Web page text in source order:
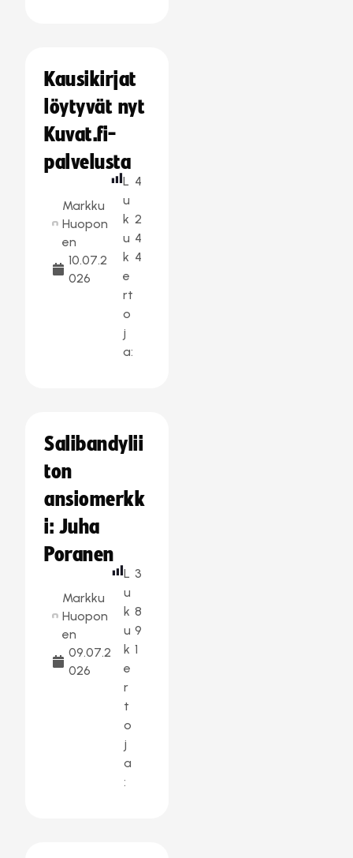
Kausikirjat
löytyvät nyt
Kuvat.fi-
palvelusta
Markku
Huopon
en
10.07.2
026
L
u
k
u
k
e
rt
o
j
a:
4
2
4
4
Salibandylii
ton
ansiomerkk
i: Juha
Poranen
Markku
Huopon
en
09.07.2
026
L
u
k
u
k
e
r
t
o
j
a
:
3
8
9
1